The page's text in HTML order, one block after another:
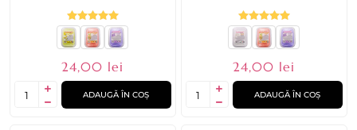
24,00 lei
ADAUGĂ ÎN COȘ
24,00 lei
ADAUGĂ ÎN COȘ